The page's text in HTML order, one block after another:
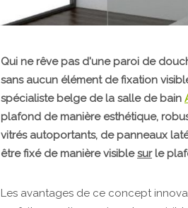
Qui ne rêve pas d'une paroi de
sans aucun élément de fixation
spécialiste belge de la salle de bain
plafond de manière esthétique,
vitrés autoportants, de panneaux
être fixé de manière visiblesurle
Les avantages de ce concept